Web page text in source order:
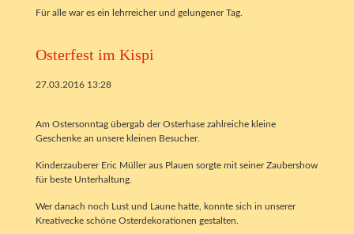
Für alle war es ein lehrreicher und gelungener Tag.
Osterfest im Kispi
27.03.2016 13:28
Am Ostersonntag übergab der Osterhase zahlreiche kleine
Geschenke an unsere kleinen Besucher.
Kinderzauberer Eric Müller aus Plauen sorgte mit seiner Zaubershow
für beste Unterhaltung.
Wer danach noch Lust und Laune hatte, konnte sich in unserer
Kreativecke schöne Osterdekorationen gestalten.